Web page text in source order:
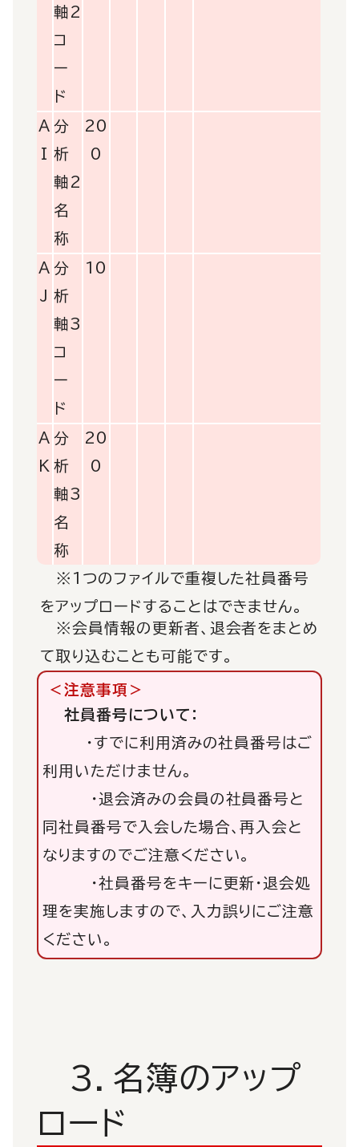
軸2
コ
ー
ド
A
I
分
析
軸2
名
称
20
0
A
J
分
析
軸3
コ
ー
ド
10
A
K
分
析
軸3
名
称
20
0
※1つのファイルで重複した社員番号
をアップロードすることはできません。
※会員情報の更新者、退会者をまとめ
て取り込むことも可能です。
＜注意事項＞
社員番号について：
・すでに利用済みの社員番号はご
利用いただけません。
・退会済みの会員の社員番号と
同社員番号で入会した場合、再入会と
なりますのでご注意ください。
・社員番号をキーに更新・退会処
理を実施しますので、入力誤りにご注意
ください。
3．名簿のアップ
ロード